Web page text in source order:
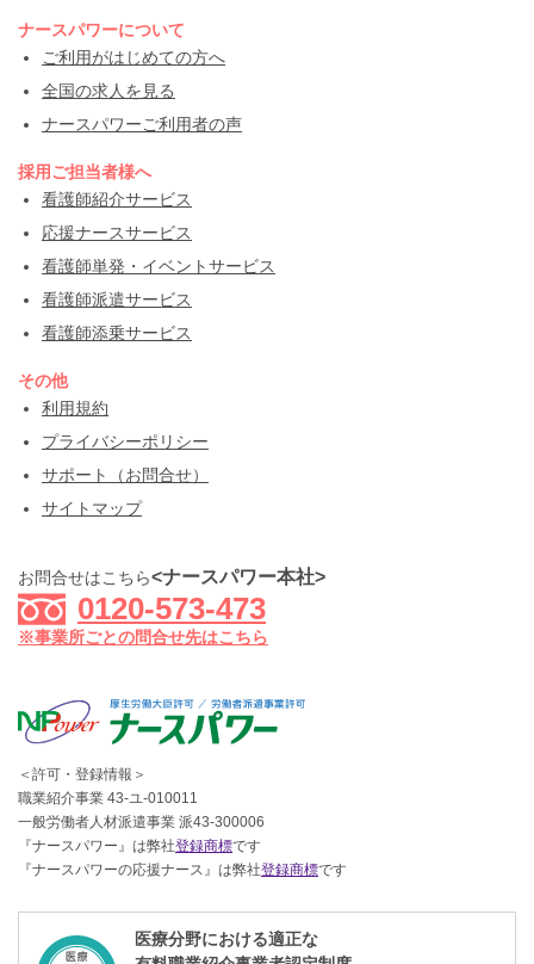
ナースパワーについて
ご利用がはじめての方へ
全国の求人を見る
ナースパワーご利用者の声
採用ご担当者様へ
看護師紹介サービス
応援ナースサービス
看護師単発・イベントサービス
看護師派遣サービス
看護師添乗サービス
その他
利用規約
プライバシーポリシー
サポート（お問合せ）
サイトマップ
お問合せはこちら<ナースパワー本社>
0120-573-473
※事業所ごとの問合せ先はこちら
＜許可・登録情報＞
職業紹介事業 43-ユ-010011
一般労働者人材派遣事業 派43-300006
『ナースパワー』は弊社登録商標です
『ナースパワーの応援ナース』は弊社登録商標です
医療分野における適正な